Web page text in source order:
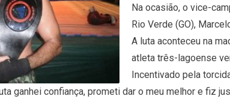
Na ocasião, o vice-
Rio Verde (GO),
A luta aconteceu na
atleta três-lagoense
Incentivado pela
ganhei confiança, prometi dar o meu melhor e